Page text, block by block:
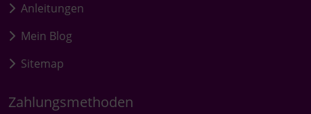
Anleitungen
Mein Blog
Sitemap
Zahlungsmethoden